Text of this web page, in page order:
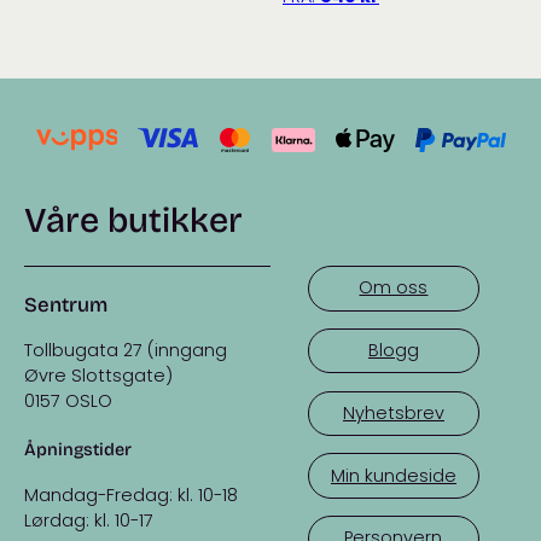
Våre butikker
Sentrum
Tollbugata 27 (inngang
Øvre Slottsgate)
0157 OSLO
Åpningstider
Mandag-Fredag: kl. 10-18
Lørdag: kl. 10-17
Om oss
Blogg
Nyhetsbrev
Min kundeside